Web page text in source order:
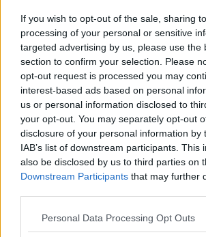
If you wish to opt-out of the sale, sharing
processing of your personal or sensitive
targeted advertising by us, please use the
section to confirm your selection. Please
opt-out request is processed you may
interest-based ads based on personal
us or personal information disclosed to
your opt-out. You may separately opt-out
disclosure of your personal information by
IAB’s list of downstream participants. This
also be disclosed by us to third parties on
Downstream Participants that may further
Personal Data Processing Opt Outs
​La Clownterapia
​Differenze tra persone frustrate e non
L’invisibile fatica mentale
Vacanze a km zero
​Buone Vacan(si)e!
​Il lato positivo delle cose
​Storie antiche di tempi moderni
​Quello che alle mamme non dicono
Adultescenza
Homo imbecillis
​4 anni di Blog
Quando il silenzio è aggressivo
​Il passato, questo conosciuto!
​Clima ballerino e sbalzi d’umore
​L’uomo o l’orso?